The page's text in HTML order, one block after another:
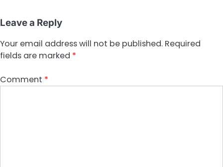
Leave a Reply
Your email address will not be published. Required
fields are marked *
Comment *